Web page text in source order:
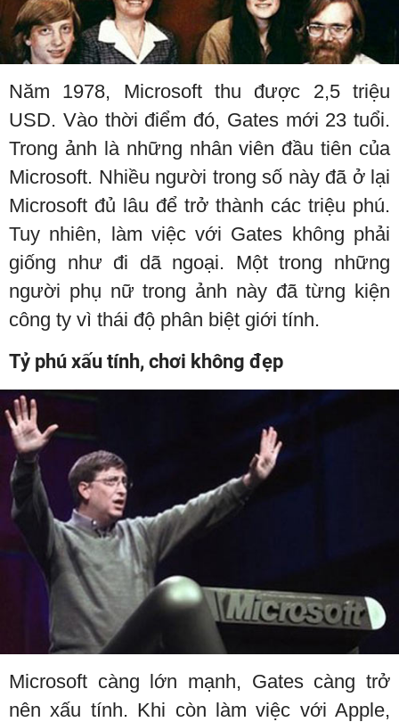
Năm 1978, Microsoft thu được 2,5 triệu
USD. Vào thời điểm đó, Gates mới 23 tuổi.
Trong ảnh là những nhân viên đầu tiên của
Microsoft. Nhiều người trong số này đã ở lại
Microsoft đủ lâu để trở thành các triệu phú.
Tuy nhiên, làm việc với Gates không phải
giống như đi dã ngoại. Một trong những
người phụ nữ trong ảnh này đã từng kiện
công ty vì thái độ phân biệt giới tính.
Tỷ phú xấu tính, chơi không đẹp
Microsoft càng lớn mạnh, Gates càng trở
nên xấu tính. Khi còn làm việc với Apple,